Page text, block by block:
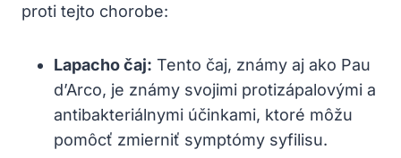
proti tejto‍ chorobe:
Lapacho čaj: Tento čaj, známy aj ako Pau
d’Arco, je známy svojimi protizápalovými a
antibakteriálnymi účinkami, ktoré môžu
pomôcť zmierniť symptómy syfilisu.